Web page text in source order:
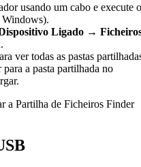
usando um cabo e execute o
Windows).
Ligado →
ver todas as pastas
a pasta partilhada no
a Partilha de Ficheiros Finder